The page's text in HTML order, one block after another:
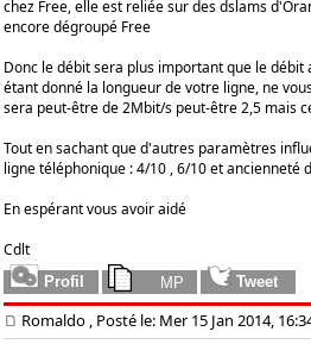
chez Free, elle est reliée sur des dslams
encore dégroupé Free
Donc le débit sera plus important que le
étant donné la longueur de votre ligne, ne
sera peut-être de 2Mbit/s peut-être 2,5 mais
Tout en sachant que d'autres paramètres
ligne téléphonique : 4/10 , 6/10 et ancienneté
En espérant vous avoir aidé
Cdlt
Romaldo , Posté le: Mer 15 Jan 2014,